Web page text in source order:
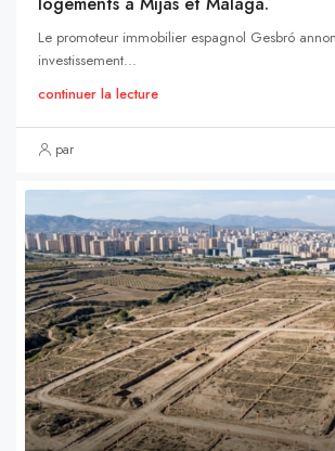
Le promoteur immobilier espagnol Gesbró
investissement...
continuer la lecture
par